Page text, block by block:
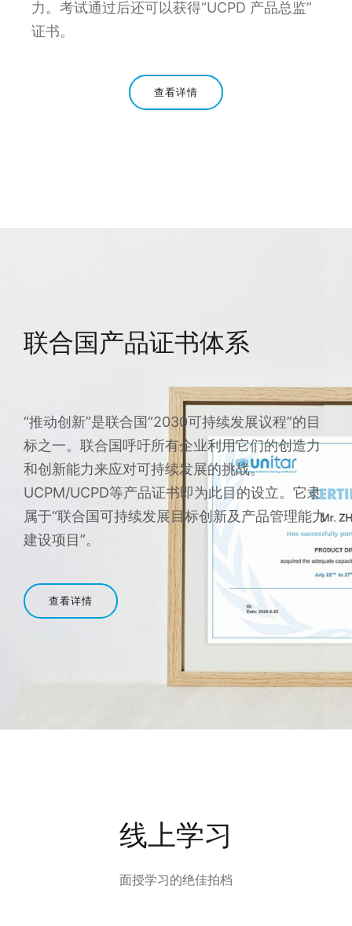
力。考试通过后还可以获得“UCPD 产品总监”
证书。
查看详情
联合国产品证书体系
“推动创新”是联合国“2030可持续发展议程”的目
标之一。联合国呼吁所有企业利用它们的创造力
和创新能力来应对可持续发展的挑战。
UCPM/UCPD等产品证书即为此目的设立。它隶
属于“联合国可持续发展目标创新及产品管理能力
建设项目”。
查看详情
线上学习
面授学习的绝佳拍档